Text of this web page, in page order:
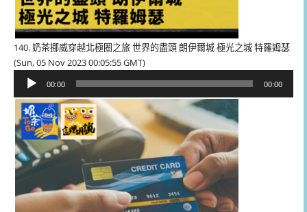
140. 奶茶挪威穿越北極圈之旅 世界的盡頭 朗伊爾城 極光之城 特羅姆瑟
(Sun, 05 Nov 2023 00:05:55 GMT)
播
放
器
00:00 00:00